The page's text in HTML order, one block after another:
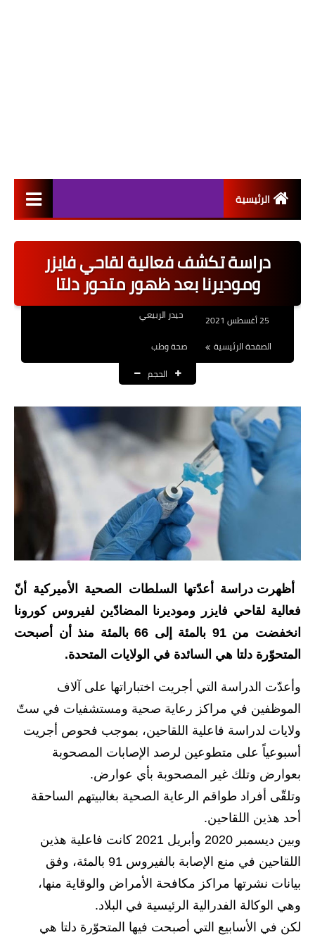
الرئيسية
اخبار القطاع العام
اخبار القطاع الخاص
العقود والاجور اليومية
الرواتب
القروض والسلف
المنح المالية
قطع الاراضي
اخبار العراق
الاخبار السياسية
الاخبار الامنية
الاخبار الاقتصادية
الاخبار الرياضية
المدارس
اخبار وقرارات وزارة التربية
نتائج الامتحانات
المرحلة المتوسطة
المرحلة الاعدادية
اسئلة وزارية
دراسة تكشف فعالية لقاحي فايزر
وموديرنا بعد ظهور متحور دلتا
حيدر الربيعي
الصفحة الرئيسية
صحة وطب
الحجم
أظهرت دراسة أعدّتها السلطات الصحية الأميركية أنّ
فعالية لقاحي فايزر وموديرنا المضادّين لفيروس كورونا
انخفضت من 91 بالمئة إلى 66 بالمئة منذ أن أصبحت
المتحوّرة دلتا هي السائدة في الولايات المتحدة.
وأعدّت الدراسة التي أجريت اختباراتها على آلاف
الموظفين في مراكز رعاية صحية ومستشفيات في ستّ
ولايات لدراسة فاعلية اللقاحين، بموجب فحوص أجريت
أسبوعياً على متطوعين لرصد الإصابات المصحوبة
بعوارض وتلك غير المصحوبة بأي عوارض.
وتلقّى أفراد طواقم الرعاية الصحية بغالبيتهم الساحقة
أحد هذين اللقاحين.
وبين ديسمبر 2020 وأبريل 2021 كانت فاعلية هذين
اللقاحين في منع الإصابة بالفيروس 91 بالمئة، وفق
بيانات نشرتها مراكز مكافحة الأمراض والوقاية منها،
وهي الوكالة الفدرالية الرئيسية في البلاد.
لكن في الأسابيع التي أصبحت فيها المتحوّرة دلتا هي